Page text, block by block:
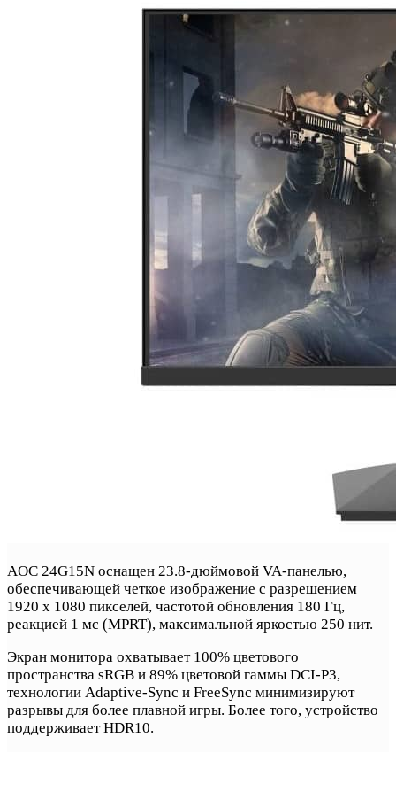
AOC 24G15N оснащен 23.8-дюймовой VA-панелью,
обеспечивающей четкое изображение с разрешением
1920 х 1080 пикселей, частотой обновления 180 Гц,
реакцией 1 мс (MPRT), максимальной яркостью 250 нит.
Экран монитора охватывает 100% цветового
пространства sRGB и 89% цветовой гаммы DCI-P3,
технологии Adaptive-Sync и FreeSync минимизируют
разрывы для более плавной игры. Более того, устройство
поддерживает HDR10.